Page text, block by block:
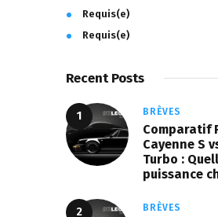
Requis(e)
Requis(e)
Recent Posts
BRÈVES
Comparatif
Cayenne S
Turbo :
puissance
BRÈVES